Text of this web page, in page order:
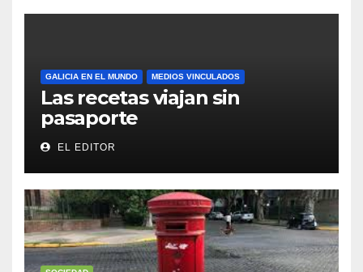
GALICIA EN EL MUNDO MEDIOS VINCULADOS
Las recetas viajan sin
pasaporte
EL EDITOR